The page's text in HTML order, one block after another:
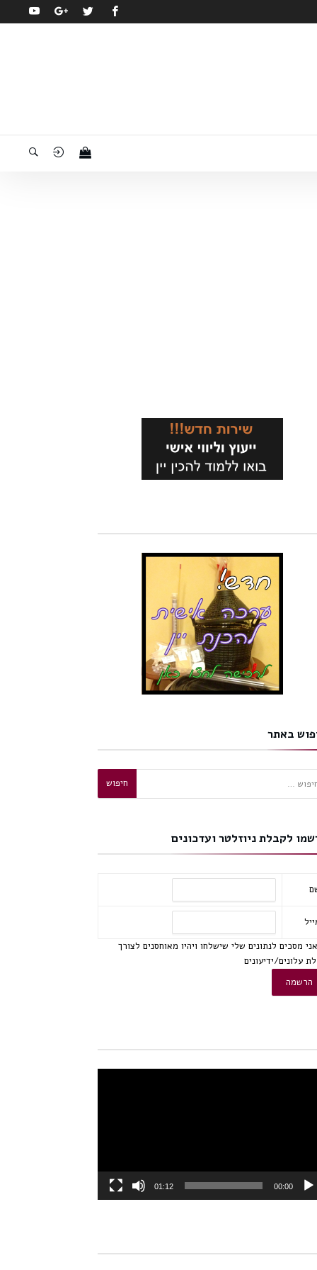
באתר
לקבלת ניוזלטר ועדכונים
אני מסכים לנתונים שלי שישלחו ויהיו מאוחסנים לצורך
עלונים/ידיעונים
00:00
01:12